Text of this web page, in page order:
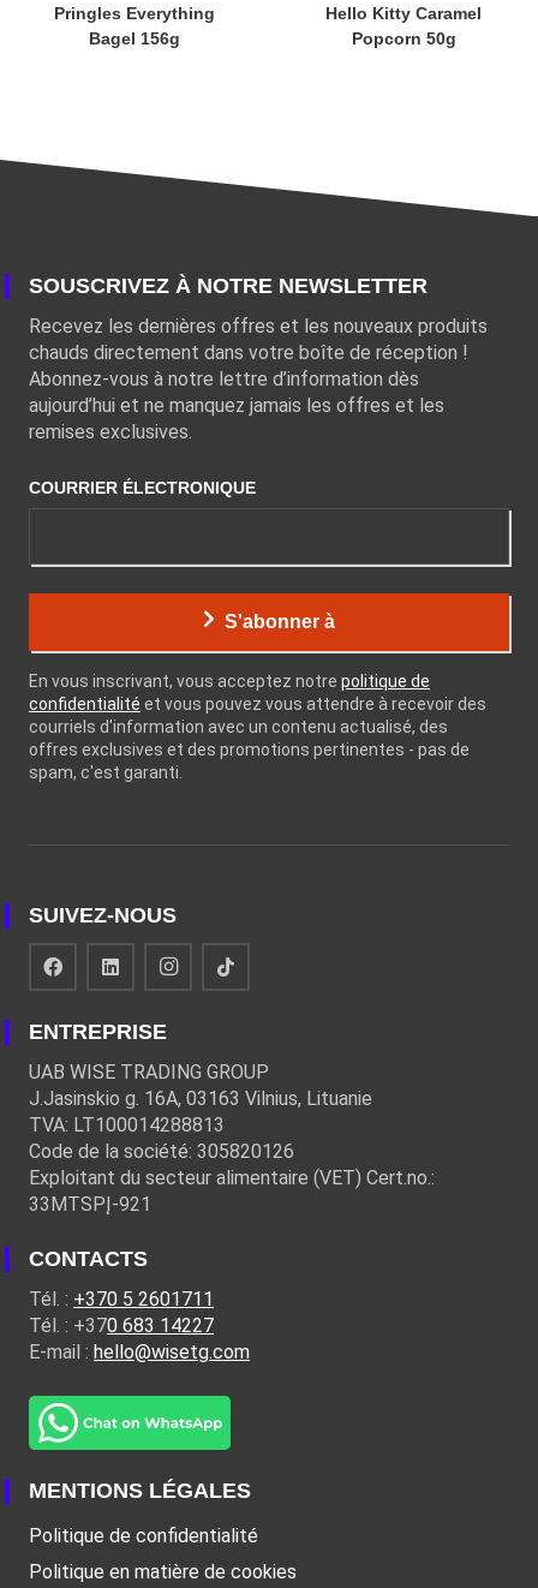
Pringles Everything
Bagel 156g
Hello Kitty Caramel
Popcorn 50g
SOUSCRIVEZ À NOTRE NEWSLETTER
Recevez les dernières offres et les nouveaux produits
chauds directement dans votre boîte de réception !
Abonnez-vous à notre lettre d’information dès
aujourd’hui et ne manquez jamais les offres et les
remises exclusives.
COURRIER ÉLECTRONIQUE
S'abonner à
En vous inscrivant, vous acceptez notre politique de
confidentialité et vous pouvez vous attendre à recevoir des
courriels d'information avec un contenu actualisé, des
offres exclusives et des promotions pertinentes - pas de
spam, c'est garanti.
SUIVEZ-NOUS
ENTREPRISE
UAB WISE TRADING GROUP
J.Jasinskio g. 16A, 03163 Vilnius, Lituanie
TVA: LT100014288813
Code de la société: 305820126
Exploitant du secteur alimentaire (VET) Cert.no.:
33MTSPĮ-921
CONTACTS
Tél. : +370 5 2601711
Tél. : +370 683 14227
E-mail : hello@wisetg.com
MENTIONS LÉGALES
Politique de confidentialité
Politique en matière de cookies